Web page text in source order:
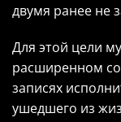
двумя ранее не
Для этой цели
расширенном
записях
ушедшего из